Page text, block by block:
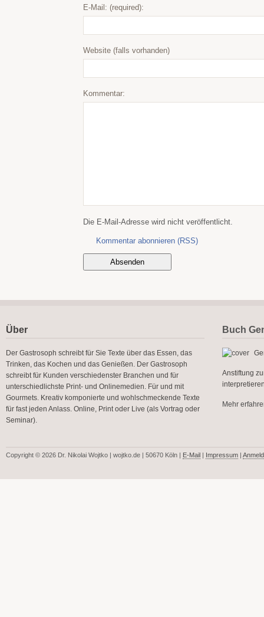
E-Mail: (required):
Website (falls vorhanden)
Kommentar:
Die E-Mail-Adresse wird nicht veröffentlicht.
Kommentar abonnieren (RSS)
Über
Der Gastrosoph schreibt für Sie Texte über das Essen, das
Trinken, das Kochen und das Genießen. Der Gastrosoph
schreibt für Kunden verschiedenster Branchen und für
unterschiedlichste Print- und Onlinemedien. Für und mit
Gourmets. Kreativ komponierte und wohlschmeckende Texte
für fast jeden Anlass. Online, Print oder Live (als Vortrag oder
Seminar).
Buch
Anstiftung
Mehr
Copyright © 2026 Dr. Nikolai Wojtko | wojtko.de | 50670 Köln | E-Mail | Impressum |